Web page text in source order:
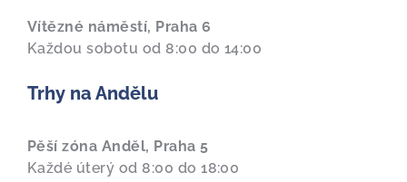
Vítězné náměstí, Praha 6
Každou sobotu od 8:00 do 14:00
Trhy na Andělu
Pěší zóna Anděl, Praha 5
Každé úterý od 8:00 do 18:00